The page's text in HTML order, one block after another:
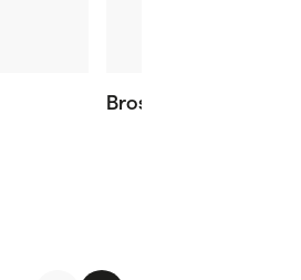
Broschüren Öko